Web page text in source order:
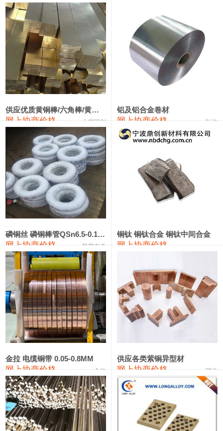
1#钴 322,000—342,000
1#锑 90,000—96,000 93,000
2#锑 86,000—92,000 89,000 1,000
1#镁 17,000—18,000 17,500
1#电解锰(99.7%袋装) 18,000—18,200 18,100
1#电解锰 18,900—19,100 19,000
1#铬 60,000—82,000
3303#硅 10,300—10,500
2202#硅 14,100—14,300 14,200
441#硅 9,600—9,800 9,700
553#硅 9,300—9,500
金属硅553#-331# 10,100 0
漆包线 111,360—115,360 113,360
磷铜合金 110,200—117,000 113,600 -600
无氧铜丝(硬) 109,100—109,400 109,250
R410A专用紫铜管 113,090—113,090
铸造铝合金锭(A356.2) 24,300—24,700 24,500 0
铝合金ADC12 24,200—24,400
铸造铝合金锭(ZLD104) 24,300—24,500 24,400
供应优质黄铜棒/六角棒/黄铜方板
网上协商价格 十堰同创
铝及铝合金卷材
网上协商价格 弘达
磷铜丝 磷铜棒管QSn6.5-0.1 7-0.2 8-0.3
网上协商价格 联荣有色
铜钛 铜钛合金 铜钛中间合金
网上协商价格
金拉 电缆铜带 0.05-0.8MM
网上协商价格 金拉
供应各类紫铜异型材
网上协商价格 骏达